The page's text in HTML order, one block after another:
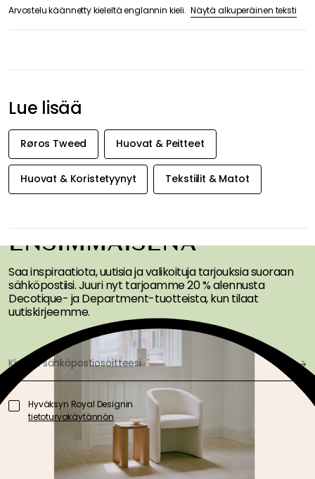
Arvostelu käännetty kieleltä englannin kieli. Näytä alkuperäinen teksti
Lue lisää
Røros Tweed Huovat & Peitteet
Huovat & Koristetyynyt Tekstiilit & Matot
SAA INSPIRAATIOTA &
TARJOUKSIA
ENSIMMÄISENÄ
Saa inspiraatiota, uutisia ja valikoituja tarjouksia suoraan
sähköpostiisi. Juuri nyt tarjoamme 20 % alennusta
Decotique- ja Department-tuotteista, kun tilaat
uutiskirjeemme.
Hyväksyn Royal Designin
tietoturvakäytännön